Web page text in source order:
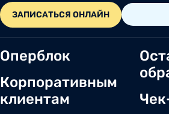
ЗАПИСАТЬСЯ ОНЛАЙН
Оперблок
Корпоративным
клиентам